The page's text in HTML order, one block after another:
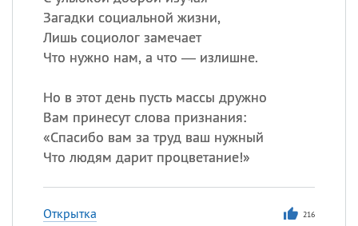
Загадки социальной жизни,
Лишь социолог замечает
Что нужно нам, а что — излишне.
Но в этот день пусть массы дружно
Вам принесут слова признания:
«Спасибо вам за труд ваш нужный
Что людям дарит процветание!»
Открытка 216